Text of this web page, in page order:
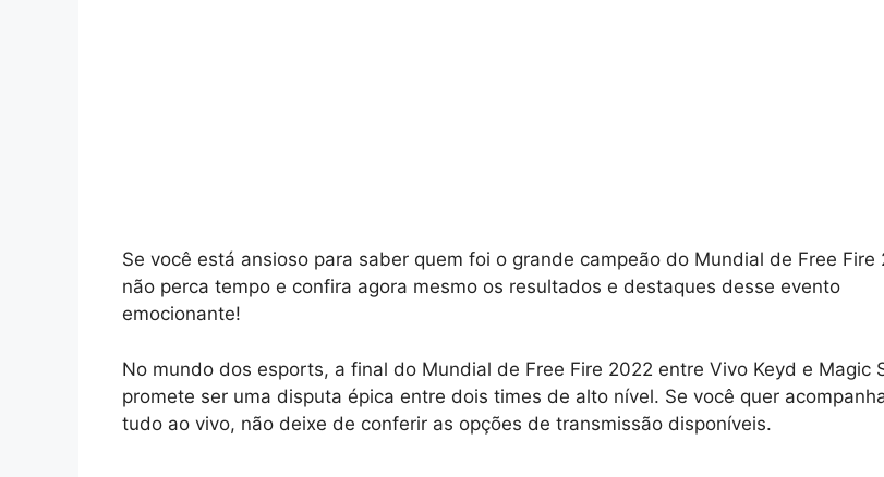
Se você está ansioso para saber quem foi o grande campeão do Mundial de Free Fire
não perca tempo e confira agora mesmo os resultados e destaques desse evento
emocionante!
No mundo dos esports, a final do Mundial de Free Fire 2022 entre Vivo Keyd e Magic
promete ser uma disputa épica entre dois times de alto nível. Se você quer
tudo ao vivo, não deixe de conferir as opções de transmissão disponíveis.